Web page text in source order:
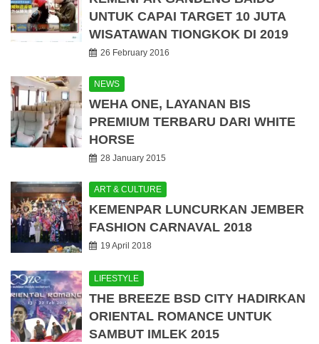
UNTUK CAPAI TARGET 10 JUTA
WISATAWAN TIONGKOK DI 2019
26 February 2016
NEWS
WEHA ONE, LAYANAN BIS
PREMIUM TERBARU DARI WHITE
HORSE
28 January 2015
ART & CULTURE
KEMENPAR LUNCURKAN JEMBER
FASHION CARNAVAL 2018
19 April 2018
LIFESTYLE
THE BREEZE BSD CITY HADIRKAN
ORIENTAL ROMANCE UNTUK
SAMBUT IMLEK 2015